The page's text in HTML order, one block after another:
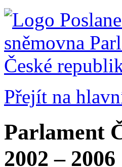
Přejít na
Parlament
2002 – 2006